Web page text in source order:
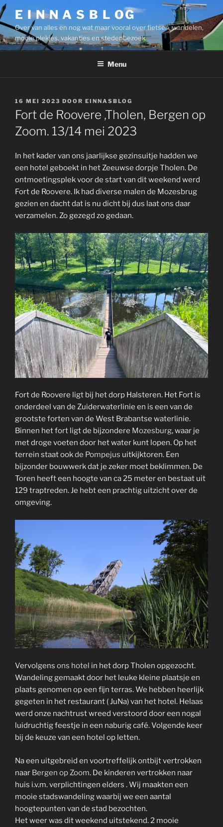
Ga
naar
de
inhoud
E I N N A S B L OG
Over van alles en nog wat maar vooral over fietsen, wandelen,
mooie plekjes, vakanties en stedenbezoek.
Menu
GEPLAATST
OP
16 MEI 2023 DOOR EINNASBLOG
Fort de Roovere ,Tholen, Bergen op
Zoom. 13/14 mei 2023
In het kader van ons jaarlijkse gezinsuitje hadden we
een hotel geboekt in het Zeeuwse dorpje Tholen. De
ontmoetingsplek voor de start van dit weekend werd
Fort de Roovere. Ik had diverse malen de Mozesbrug
gezien en dacht dat is nu dicht bij dus laat ons daar
verzamelen. Zo gezegd zo gedaan.
Fort de Roovere ligt bij het dorp Halsteren. Het Fort is
onderdeel van de Zuiderwaterlinie en is een van de
grootste forten van de West Brabantse waterlinie.
Binnen het fort ligt de bijzondere Mozesburg, waar je
met droge voeten door het water kunt lopen. Op het
terrein staat ookde Pompejus uitkijktoren. Een
bijzonder bouwwerk dat je zeker moet beklimmen. De
Toren heeft een hoogte van ca 25 meter en bestaat uit
129 traptreden. Je hebt een prachtig uitzicht over de
omgeving.
Vervolgens ons hotel in het dorp Tholen opgezocht.
Wandeling gemaakt door het leuke kleine plaatsje en
plaats genomen op een fijn terras. We hebben heerlijk
gegeten in het restaurant ( JuNa) van het hotel. Helaas
werd onze nachtrust wreed verstoord door een nogal
luidruchtig feestje in een naburig café. Volgende keer
bij de keuze van een hotel op letten.
Na een uitgebreid en voortreffelijk ontbijt vertrokken
naar Bergen op Zoom. De kinderen vertrokken naar
huis i.v.m. verplichtingen elders . Wij maakten een
mooie stadswandeling waarbij we een aantal
hoogtepunten van de stad bezochten.
Het weer was dit weekend uitstekend. 2 mooie